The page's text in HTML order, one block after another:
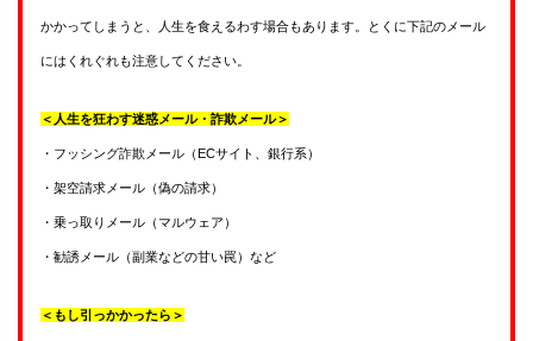
かかってしまうと、人生を食えるわす場合もあります。とくに下記のメール
にはくれぐれも注意してください。
＜人生を狂わす迷惑メール・詐欺メール＞
・フッシング詐欺メール（ECサイト、銀行系）
・架空請求メール（偽の請求）
・乗っ取りメール（マルウェア）
・勧誘メール（副業などの甘い罠）など
＜もし引っかかったら＞